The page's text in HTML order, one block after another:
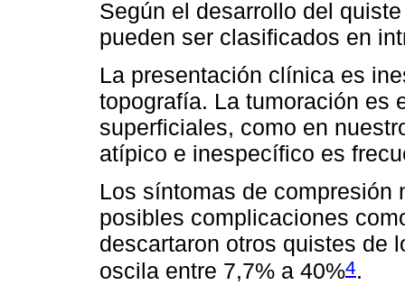
Según el desarrollo del
pueden ser clasificados en
La presentación clínica es
topografía. La tumoración es
superficiales, como en
atípico e inespecífico es
Los síntomas de compresión
posibles complicaciones
descartaron otros quistes de
oscila entre 7,7% a 40%4.